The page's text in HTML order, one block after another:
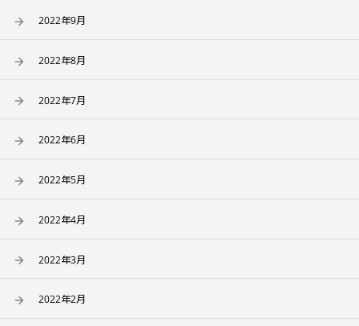
2022年9月
2022年8月
2022年7月
2022年6月
2022年5月
2022年4月
2022年3月
2022年2月